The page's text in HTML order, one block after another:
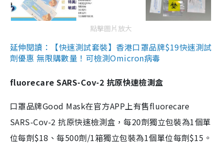
點擊圖片放大
延伸閱讀：【快速測試套裝】香港口罩品牌$19快速測試
劑優惠 無限購數量！可檢測Omicron病毒
fluorecare SARS-Cov-2 抗原快速檢測盒
口罩品牌Good Mask在官方APP上有售fluorecare
SARS-Cov-2 抗原快速檢測盒，每20劑獨立包裝為1個單
位每劑$18、每500劑/1箱獨立包裝為1個單位每劑$15。